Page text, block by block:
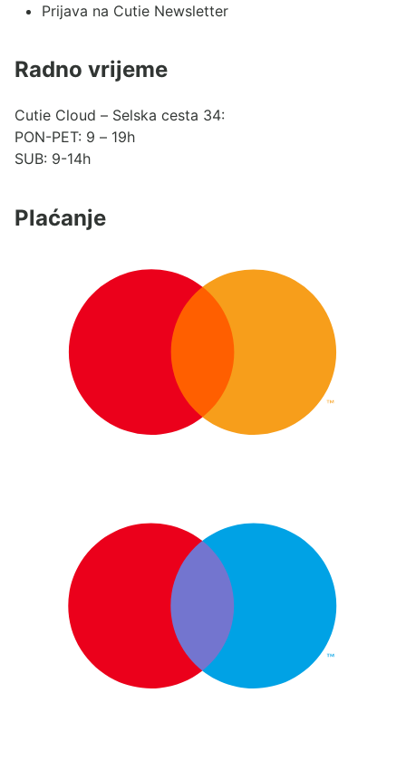
Prijava na Cutie Newsletter
Radno vrijeme
Cutie Cloud – Selska cesta 34:
PON-PET: 9 – 19h
SUB: 9-14h
Plaćanje